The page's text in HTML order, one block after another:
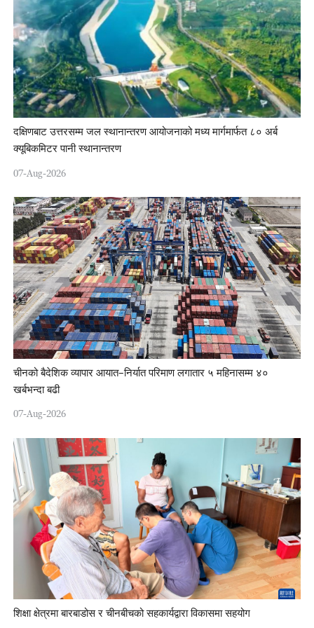
दक्षिणबाट उत्तरसम्म जल स्थानान्तरण आयोजनाको मध्य मार्गमार्फत ८० अर्ब
क्यूबिकमिटर पानी स्थानान्तरण
07-Aug-2026
चीनको बैदेशिक व्यापार आयात–निर्यात परिमाण लगातार ५ महिनासम्म ४०
खर्बभन्दा बढी
07-Aug-2026
शिक्षा क्षेत्रमा बारबाडोस र चीनबीचको सहकार्यद्वारा विकासमा सहयोग